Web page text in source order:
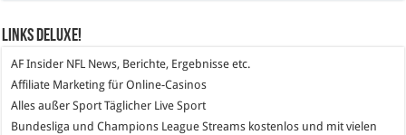
Links DeLuXe!
AF Insider NFL News, Berichte, Ergebnisse etc.
Affiliate Marketing für Online-Casinos
Alles außer SportTäglicher Live Sport
Bundesliga und Champions League Streams kostenlos und mit vielen